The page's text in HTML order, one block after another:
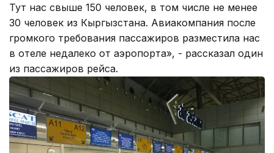
Тут нас свыше 150 человек, в том числе не менее
30 человек из Кыргызстана. Авиакомпания после
громкого требования пассажиров разместила нас
в отеле недалеко от аэропорта», - рассказал один
из пассажиров рейса.